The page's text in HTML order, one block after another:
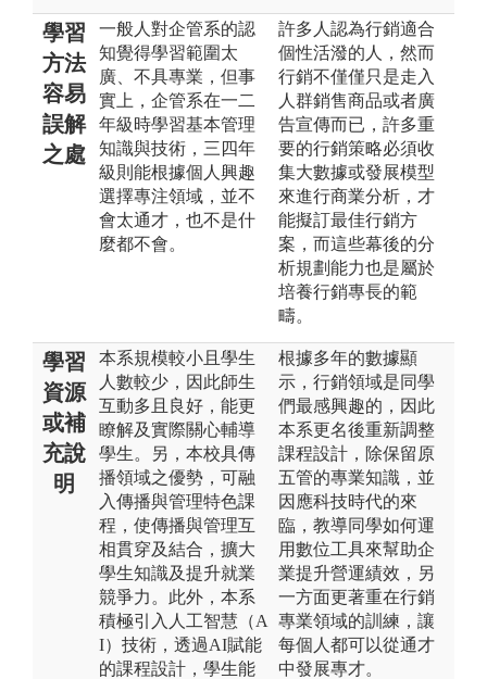
學習
方法
容易
誤解
之處
一般人對企管系的認
知覺得學習範圍太
廣、不具專業，但事
實上，企管系在一二
年級時學習基本管理
知識與技術，三四年
級則能根據個人興趣
選擇專注領域，並不
會太通才，也不是什
麼都不會。
許多人認為行銷適合
個性活潑的人，然而
行銷不僅僅只是走入
人群銷售商品或者廣
告宣傳而已，許多重
要的行銷策略必須收
集大數據或發展模型
來進行商業分析，才
能擬訂最佳行銷方
案，而這些幕後的分
析規劃能力也是屬於
培養行銷專長的範
疇。
學習
資源
或補
充說
明
本系規模較小且學生
人數較少，因此師生
互動多且良好，能更
瞭解及實際關心輔導
學生。另，本校具傳
播領域之優勢，可融
入傳播與管理特色課
程，使傳播與管理互
相貫穿及結合，擴大
學生知識及提升就業
競爭力。此外，本系
積極引入人工智慧（A
I）技術，透過AI賦能
的課程設計，學生能
根據多年的數據顯
示，行銷領域是同學
們最感興趣的，因此
本系更名後重新調整
課程設計，除保留原
五管的專業知識，並
因應科技時代的來
臨，教導同學如何運
用數位工具來幫助企
業提升營運績效，另
一方面更著重在行銷
專業領域的訓練，讓
每個人都可以從通才
中發展專才。